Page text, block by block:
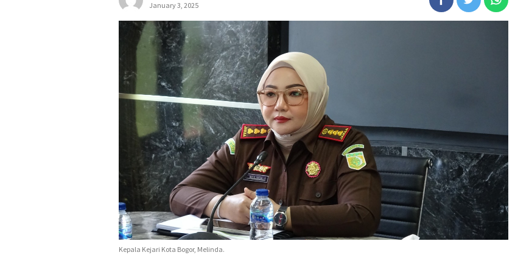
January 3, 2025
Kepala Kejari Kota Bogor, Melinda.